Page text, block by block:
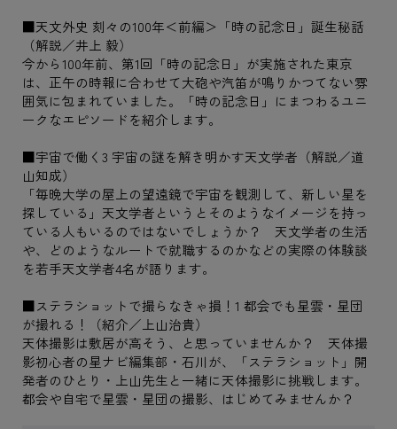
■天文外史 刻々の100年＜前編＞「時の記念日」誕生秘話
（解説／井上 毅）
今から100年前、第1回「時の記念日」が実施された東京
は、正午の時報に合わせて大砲や汽笛が鳴りかつてない雰
囲気に包まれていました。「時の記念日」にまつわるユニ
ークなエピソードを紹介します。
■宇宙で働く3 宇宙の謎を解き明かす天文学者（解説／道
山知成）
「毎晩大学の屋上の望遠鏡で宇宙を観測して、新しい星を
探している」天文学者というとそのようなイメージを持っ
ている人もいるのではないでしょうか？ 天文学者の生活
や、どのようなルートで就職するのかなどの実際の体験談
を若手天文学者4名が語ります。
■ステラショットで撮らなきゃ損！1 都会でも星雲・星団
が撮れる！（紹介／上山治貴）
天体撮影は敷居が高そう、と思っていませんか？ 天体撮
影初心者の星ナビ編集部・石川が、「ステラショット」開
発者のひとり・上山先生と一緒に天体撮影に挑戦します。
都会や自宅で星雲・星団の撮影、はじめてみませんか？